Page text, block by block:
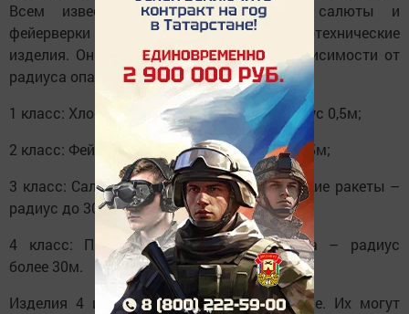
Всем известные хлопушки, петарды, салюты и
фейерверки носят общее название - пиротехнические
изделия. Они делятся на 5 классов в зависимости от
радиуса опасной зоны:
1 класс: Хлопушки, бенгальские огни - радиус 0,5м;
2 класс: Фейерверки, петарды – радиус до 5м;
3 класс: Салютные батареи, пиротехнические ракеты –
радиус до 30м;
4 класс: Профессиональная пиротехника – радиус
более 30м.
Изделия 4 и 5 классов – самые опасные. Их могут